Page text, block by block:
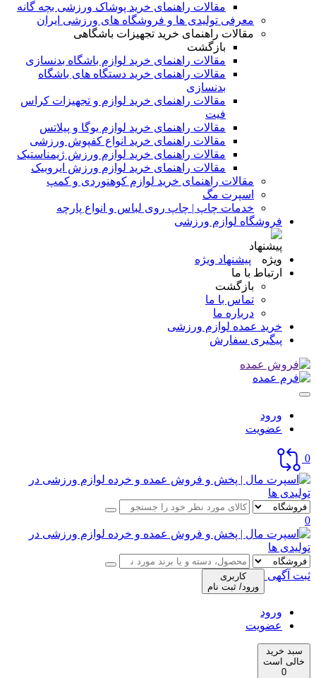
مقالات راهنمای خرید پوشاک ورزشی بچه گانه
معرفی تولیدی ها و فروشگاه های ورزشی ایران
مقالات راهنمای خرید تجهیزات باشگاهی
بازگشت
مقالات راهنمای خرید لوازم باشگاه بدنسازی
مقالات راهنمای خرید دستگاه های باشگاه
بدنسازی
مقالات راهنمای خرید لوازم و تجهیزات کراس
فیت
مقالات راهنمای خرید لوازم یوگا و پیلاتس
مقالات راهنمای خرید انواع کفپوش ورزشی
مقالات راهنمای خرید لوازم ورزش ژیمناستیک
مقالات راهنمای خرید لوازم ورزش ایروبیک
مقالات راهنمای خرید لوازم کوهنوردی و کمپ
اسپرت مگ
خدمات چاپ | چاپ روی لباس و انواع پارچه
فروشگاه لوازم ورزشی
پیشنهاد ویژه
ارتباط با ما
بازگشت
تماس با ما
درباره ما
خرید عمده لوازم ورزشی
پیگیری سفارش
ورود
عضویت
0
0
ثبت آگهی
کاربری
ورود/ ثبت نام
ورود
عضویت
سبد خرید
خالی است
0